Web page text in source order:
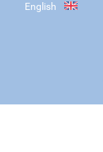
English